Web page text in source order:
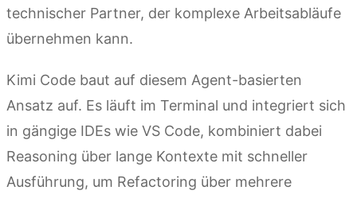
technischer Partner, der komplexe Arbeitsabläufe
übernehmen kann.
Kimi Code baut auf diesem Agent-basierten
Ansatz auf. Es läuft im Terminal und integriert sich
in gängige IDEs wie VS Code, kombiniert dabei
Reasoning über lange Kontexte mit schneller
Ausführung, um Refactoring über mehrere